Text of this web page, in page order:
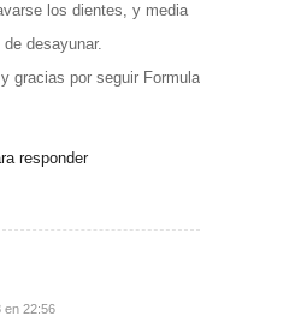
los dientes, y media
de desayunar.
gracias por seguir Formula
responder
en 22:56